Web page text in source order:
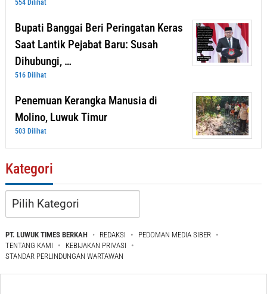
554 Dilihat
Bupati Banggai Beri Peringatan Keras
Saat Lantik Pejabat Baru: Susah
Dihubungi, …
516 Dilihat
Penemuan Kerangka Manusia di
Molino, Luwuk Timur
503 Dilihat
Kategori
Kategori
PT. LUWUK TIMES BERKAH REDAKSI
PEDOMAN MEDIA SIBER
TENTANG KAMI
KEBIJAKAN PRIVASI
STANDAR PERLINDUNGAN WARTAWAN